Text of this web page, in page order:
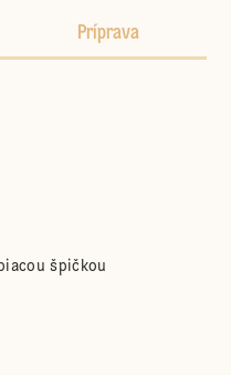
Príprava
špičkou